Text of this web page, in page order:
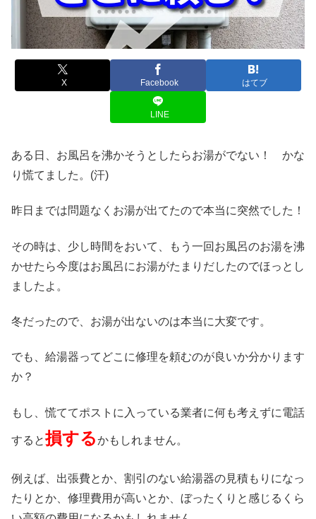
X Facebook はてブ
LINE
ある日、お風呂を沸かそうとしたらお湯がでない！ かな
り慌てました。(汗)
昨日までは問題なくお湯が出てたので本当に突然でした！
その時は、少し時間をおいて、もう一回お風呂のお湯を沸
かせたら今度はお風呂にお湯がたまりだしたのでほっとし
ましたよ。
冬だったので、お湯が出ないのは本当に大変です。
でも、給湯器ってどこに修理を頼むのが良いか分かります
か？
もし、慌ててポストに入っている業者に何も考えずに電話
すると損するかもしれません。
例えば、出張費とか、割引のない給湯器の見積もりになっ
たりとか、修理費用が高いとか、ぼったくりと感じるくら